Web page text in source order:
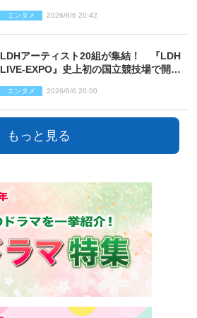
エンタメ 2026/8/6 20:42
LDHアーティスト20組が集結！ 『LDH
LIVE‐EXPO』史上初の国立競技場で開催
エンタメ 2026/8/6 20:00
もっと見る